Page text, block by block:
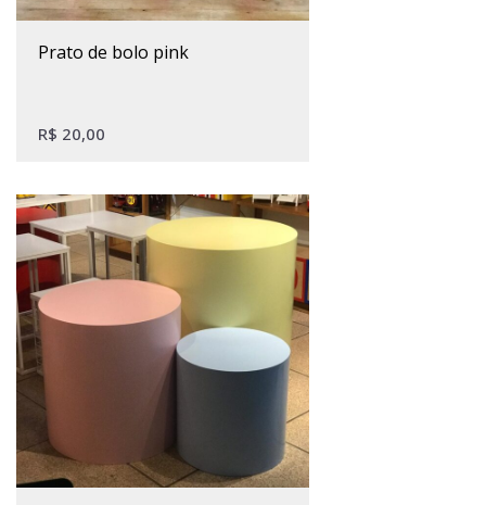
prato de bolo pink
R$ 20,00